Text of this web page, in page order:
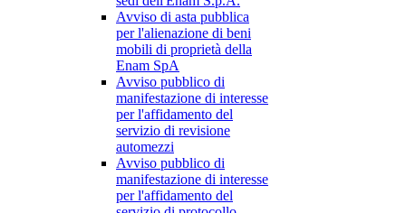
Avviso di asta pubblica
per l'alienazione di beni
mobili di proprietà della
Enam SpA
Avviso pubblico di
manifestazione di interesse
per l'affidamento del
servizio di revisione
automezzi
Avviso pubblico di
manifestazione di interesse
per l'affidamento del